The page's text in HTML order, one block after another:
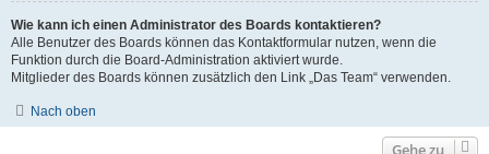
Wie kann ich einen Administrator des Boards kontaktieren?
Alle Benutzer des Boards können das Kontaktformular nutzen, wenn die
Funktion durch die Board-Administration aktiviert wurde.
Mitglieder des Boards können zusätzlich den Link „Das Team“ verwenden.
Nach oben
Gehe zu